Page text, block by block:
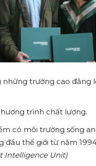
những trường cao đẳng
trình chất lượng.
có môi trường sống
đầu thế giới từ năm
Intelligence Unit)